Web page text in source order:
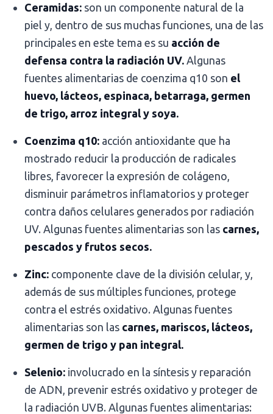
Ceramidas: son un componente natural de la
piel y, dentro de sus muchas funciones, una de las
principales en este tema es su acción de
defensa contra la radiación UV. Algunas
fuentes alimentarias de coenzima q10 son el
huevo, lácteos, espinaca, betarraga, germen
de trigo, arroz integral y soya.
Coenzima q10: acción antioxidante que ha
mostrado reducir la producción de radicales
libres, favorecer la expresión de colágeno,
disminuir parámetros inflamatorios y proteger
contra daños celulares generados por radiación
UV. Algunas fuentes alimentarias son las carnes,
pescados y frutos secos.
Zinc: componente clave de la división celular, y,
además de sus múltiples funciones, protege
contra el estrés oxidativo. Algunas fuentes
alimentarias son las carnes, mariscos, lácteos,
germen de trigo y pan integral.
Selenio: involucrado en la síntesis y reparación
de ADN, prevenir estrés oxidativo y proteger de
la radiación UVB. Algunas fuentes alimentarias: